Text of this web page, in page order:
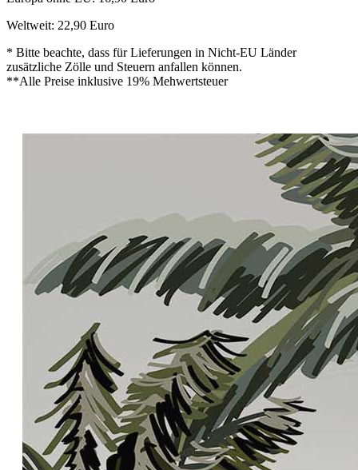
Weltweit: 22,90 Euro
* Bitte beachte, dass für Lieferungen in Nicht-EU Länder
zusätzliche Zölle und Steuern anfallen können.
**Alle Preise inklusive 19% Mehwertsteuer